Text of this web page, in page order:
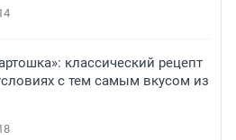
классический рецепт
с тем самым вкусом из